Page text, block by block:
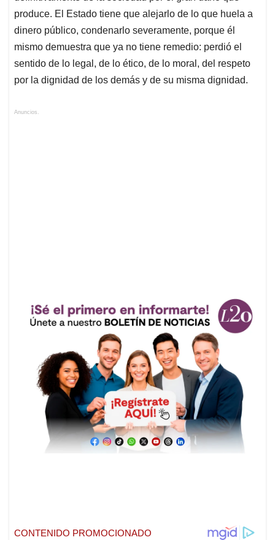
produce. El Estado tiene que alejarlo de lo que huela a
dinero público, condenarlo severamente, porque él
mismo demuestra que ya no tiene remedio: perdió el
sentido de lo legal, de lo ético, de lo moral, del respeto
por la dignidad de los demás y de su misma dignidad.
Anuncios.